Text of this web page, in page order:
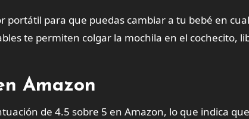
portátil para que puedas cambiar a tu bebé en
te permiten colgar la mochila en el cochecito,
Amazon
de 4.5 sobre 5 en Amazon, lo que indica